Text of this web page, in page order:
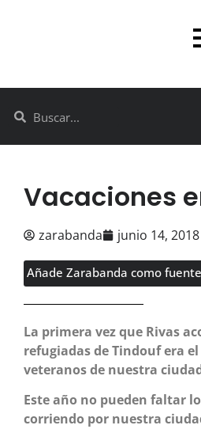
Vacaciones
zarabanda junio 14, 2018
Añade Zarabanda como
La primera vez que Rivas
refugiadas de Tindouf era
veteranos de nuestra
Este año no pueden faltar
corriendo por nuestra